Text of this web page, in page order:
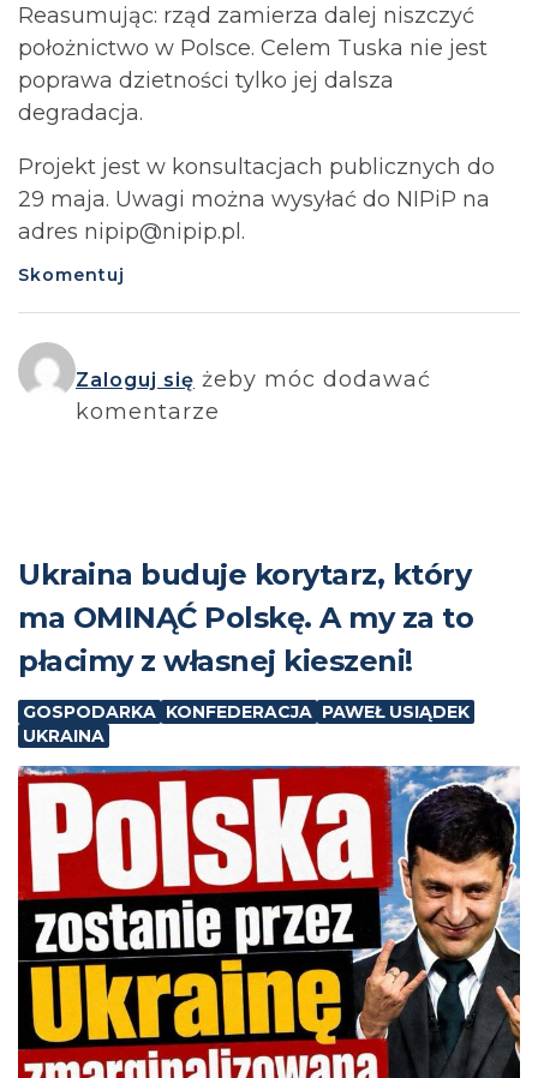
Reasumując: rząd zamierza dalej niszczyć
położnictwo w Polsce. Celem Tuska nie jest
poprawa dzietności tylko jej dalsza
degradacja.
Projekt jest w konsultacjach publicznych do
29 maja. Uwagi można wysyłać do NIPiP na
adres nipip@nipip.pl.⁩
Skomentuj
Zaloguj się żeby móc dodawać
komentarze
Ukraina buduje korytarz, który
ma OMINĄĆ Polskę. A my za to
płacimy z własnej kieszeni!
GOSPODARKA KONFEDERACJA PAWEŁ USIĄDEK
UKRAINA